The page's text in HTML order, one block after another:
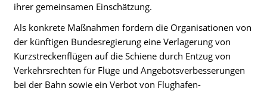
ihrer gemeinsamen Einschätzung.
Als konkrete Maßnahmen fordern die Organisationen von
der künftigen Bundesregierung eine Verlagerung von
Kurzstreckenflügen auf die Schiene durch Entzug von
Verkehrsrechten für Flüge und Angebotsverbesserungen
bei der Bahn sowie ein Verbot von Flughafen-